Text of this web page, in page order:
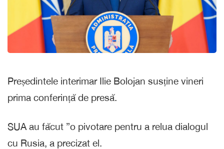
Președintele interimar Ilie Bolojan susține vineri
prima conferință de presă.
SUA au făcut ”o pivotare pentru a relua dialogul
cu Rusia, a precizat el.